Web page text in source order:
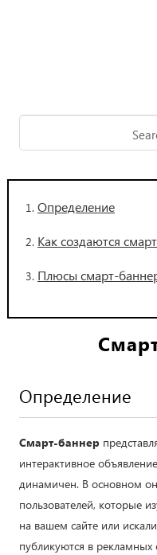
Определение
Как создаются
Плюсы смарт-
Определение
Смарт-баннер
интерактивное
динамичен. В основном
пользователей, которые
на вашем сайте или
публикуются в